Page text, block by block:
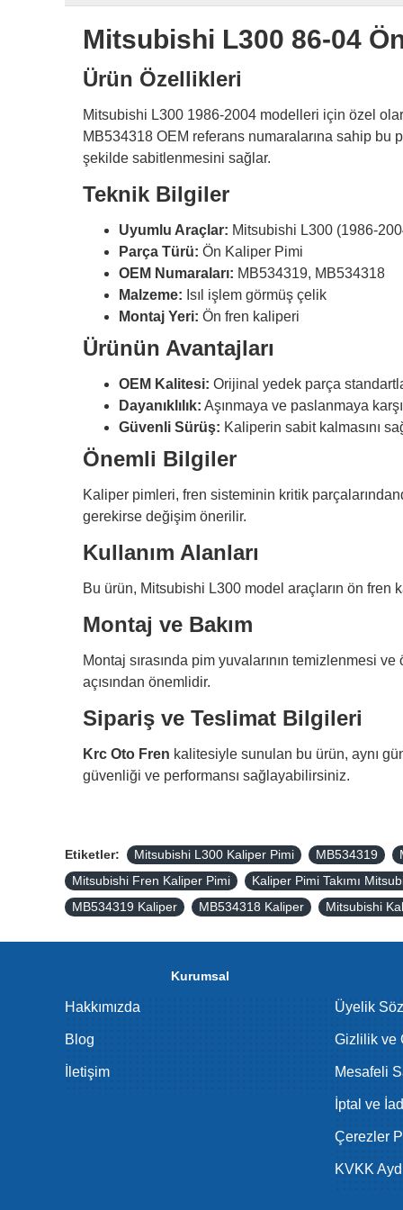
Mitsubishi L300 86-04
Ürün Özellikleri
Mitsubishi L300 1986-2004 modelleri için özel
MB534318 OEM referans numaralarına sahip bu
şekilde sabitlenmesini sağlar.
Teknik Bilgiler
Uyumlu Araçlar: Mitsubishi L300 (1986-
Parça Türü: Ön Kaliper Pimi
OEM Numaraları: MB534319, MB534318
Malzeme: Isıl işlem görmüş çelik
Montaj Yeri: Ön fren kaliperi
Ürünün Avantajları
OEM Kalitesi: Orijinal yedek parça
Dayanıklılık: Aşınmaya ve paslanmaya
Güvenli Sürüş: Kaliperin sabit kalmasını
Önemli Bilgiler
Kaliper pimleri, fren sisteminin kritik
gerekirse değişim önerilir.
Kullanım Alanları
Bu ürün, Mitsubishi L300 model araçların ön fren
Montaj ve Bakım
Montaj sırasında pim yuvalarının temizlenmesi
açısından önemlidir.
Sipariş ve Teslimat Bilgileri
Krc Oto Fren kalitesiyle sunulan bu ürün, aynı
güvenliği ve performansı sağlayabilirsiniz.
Etiketler: Mitsubishi L300 Kaliper Pimi MB534319
Mitsubishi Fren Kaliper Pimi
Kaliper Pimi Takımı
MB534319 Kaliper
MB534318 Kaliper Mitsubishi
Kurumsal
Hakkımızda
Blog
İletişim
Üyelik
Gizlilik ve
Mesafeli
İptal ve
Çerezler
KVKK